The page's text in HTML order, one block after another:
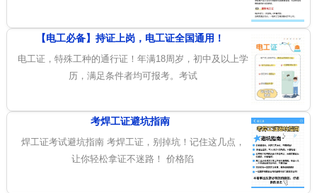
【电工必备】持证上岗，电工证全国通用！
电工证，特殊工种的通行证！年满18周岁，初中及以上学
历，满足条件者均可报考。考试
考焊工证避坑指南
焊工证考试避坑指南 考焊工证，别掉坑！记住这几点，
让你轻松拿证不迷路！ 价格陷